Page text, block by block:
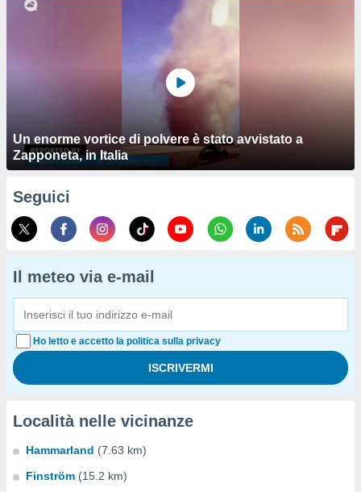
Un enorme vortice di polvere è stato avvistato a
Zapponeta, in Italia
Seguici
Il meteo via e-mail
Ho letto e accetto la politica sulla privacy
Località nelle vicinanze
Hammarland (7.63 km)
Finström (15.2 km)